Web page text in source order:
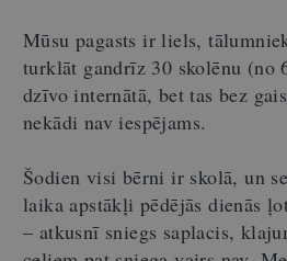
Mūsu pagasts ir liels,
turklāt gandrīz 30 skolēnu (no
dzīvo internātā, bet tas bez
nekādi nav iespējams.
Šodien visi bērni ir skolā, un
laika apstākļi pēdējās dienās
– atkusnī sniegs saplacis,